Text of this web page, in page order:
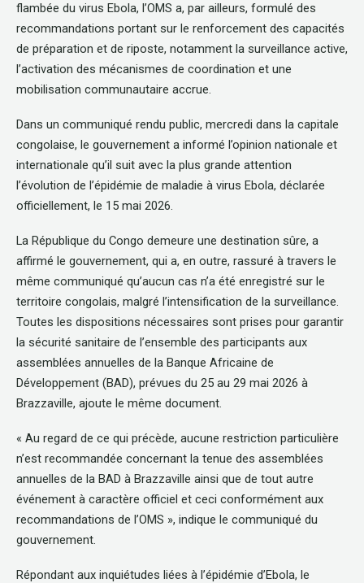
flambée du virus Ebola, l’OMS a, par ailleurs, formulé des
recommandations portant sur le renforcement des capacités
de préparation et de riposte, notamment la surveillance active,
l’activation des mécanismes de coordination et une
mobilisation communautaire accrue.
Dans un communiqué rendu public, mercredi dans la capitale
congolaise, le gouvernement a informé l’opinion nationale et
internationale qu’il suit avec la plus grande attention
l’évolution de l’épidémie de maladie à virus Ebola, déclarée
officiellement, le 15 mai 2026.
La République du Congo demeure une destination sûre, a
affirmé le gouvernement, qui a, en outre, rassuré à travers le
même communiqué qu’aucun cas n’a été enregistré sur le
territoire congolais, malgré l’intensification de la surveillance.
Toutes les dispositions nécessaires sont prises pour garantir
la sécurité sanitaire de l’ensemble des participants aux
assemblées annuelles de la Banque Africaine de
Développement (BAD), prévues du 25 au 29 mai 2026 à
Brazzaville, ajoute le même document.
« Au regard de ce qui précède, aucune restriction particulière
n’est recommandée concernant la tenue des assemblées
annuelles de la BAD à Brazzaville ainsi que de tout autre
événement à caractère officiel et ceci conformément aux
recommandations de l’OMS », indique le communiqué du
gouvernement.
Répondant aux inquiétudes liées à l’épidémie d’Ebola, le